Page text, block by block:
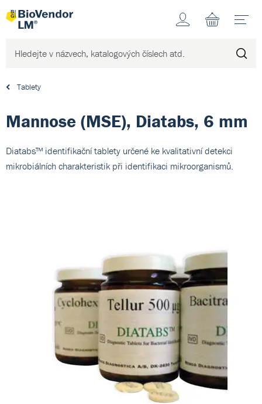
Účet
Tablety
Mannose (MSE), Diatabs, 6 mm
Diatabs™ identifikační tablety určené ke kvalitativní detekci
mikrobiálních charakteristik při identifikaci mikroorganismů.